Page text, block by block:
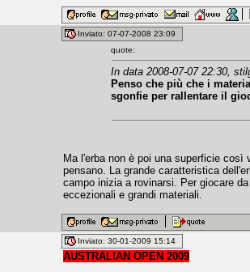
Inviato: 07-07-2008 23:09
quote:
In data 2008-07-07 22:30,
Penso che più che i
sgonfie per rallentare il
Ma l'erba non è poi una superficie
pensano. La grande caratteristica
campo inizia a rovinarsi. Per giocare
eccezionali e grandi materiali.
Inviato: 30-01-2009 15:14
AUSTRALIAN OPEN 2009